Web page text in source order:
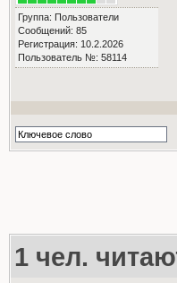
Группа: Пользователи
Сообщений: 85
Регистрация: 10.2.2026
Пользователь №: 58114
1чел.